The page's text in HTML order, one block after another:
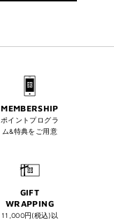
MEMBERSHIP
ポイントプログラ
ム&特典をご用意
GIFT
WRAPPING
11,000円(税込)以